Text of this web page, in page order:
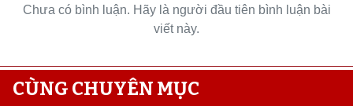
Chưa có bình luận. Hãy là người đầu tiên bình luận bài
viết này.
CÙNG CHUYÊN MỤC